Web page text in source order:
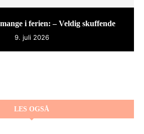
i ferien: – Veldig skuffende
9. juli 2026
LES OGSÅ